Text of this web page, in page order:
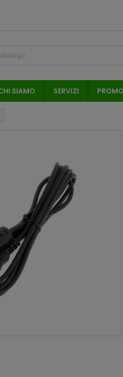
SIAMO SERVIZI